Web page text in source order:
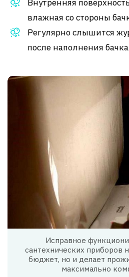
Внутренняя
влажная со стороны
Регулярно слышится
после наполнения
Исправное
сантехнических приборов
бюджет, но и делает
максимально